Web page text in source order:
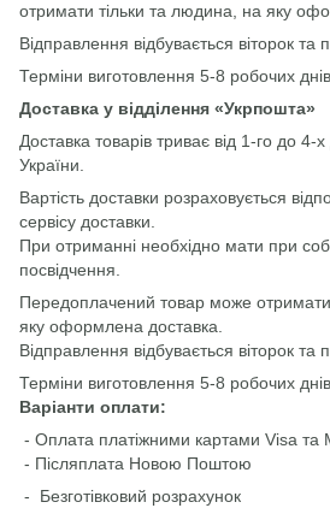
отримати тільки та людина, на яку
Відправлення відбувається віторок та
Терміни виготовлення 5-8 робочих
Доставка у відділення «Укрпошта»
Доставка товарів триває від 1-го до 4-х
України.
Вартість доставки розраховується
сервісу доставки.
При отриманні необхідно мати при
посвідчення.
Передоплачений товар може
яку оформлена доставка.
Відправлення відбувається віторок та
Терміни виготовлення 5-8 робочих
Варіанти оплати:
- Оплата платіжними картами Visa та
- Післяплата Новою Поштою
- Безготівковий розрахунок